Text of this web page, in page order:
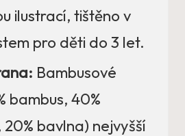
ilustrací, tištěno v
pro děti do 3 let.
Bambusové
bambus, 40%
bavlna) nejvyšší